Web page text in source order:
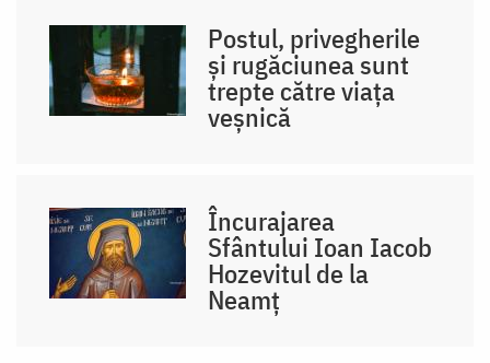
Postul, privegherile
și rugăciunea sunt
trepte către viața
veșnică
Încurajarea
Sfântului Ioan Iacob
Hozevitul de la
Neamț